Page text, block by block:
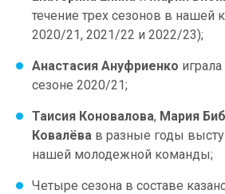
течение трех сезонов в нашей
2020/21, 2021/22 и 2022/23);
Анастасия Ануфриенко
сезоне 2020/21;
Таисия Коновалова, Мария
Ковалёва в разные годы
нашей молодежной команды;
Четыре сезона в составе